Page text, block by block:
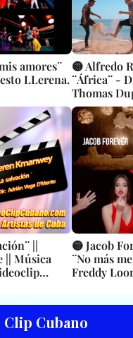
amores¨
LLerena.
🟡 Alfredo
¨África¨ -
Thomas
||
|| Música
🟡 Jacob
¨No más
Freddy
Cubano